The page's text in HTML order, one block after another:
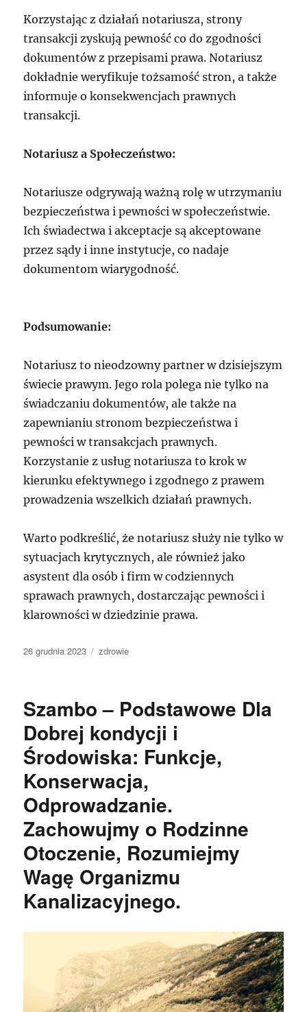
Korzystając z działań notariusza, strony
transakcji zyskują pewność co do zgodności
dokumentów z przepisami prawa. Notariusz
dokładnie weryfikuje tożsamość stron, a także
informuje o konsekwencjach prawnych
transakcji.
Notariusz a Społeczeństwo:
Notariusze odgrywają ważną rolę w utrzymaniu
bezpieczeństwa i pewności w społeczeństwie.
Ich świadectwa i akceptacje są akceptowane
przez sądy i inne instytucje, co nadaje
dokumentom wiarygodność.
Podsumowanie:
Notariusz to nieodzowny partner w dzisiejszym
świecie prawym. Jego rola polega nie tylko na
świadczaniu dokumentów, ale także na
zapewnianiu stronom bezpieczeństwa i
pewności w transakcjach prawnych.
Korzystanie z usług notariusza to krok w
kierunku efektywnego i zgodnego z prawem
prowadzenia wszelkich działań prawnych.
Warto podkreślić, że notariusz służy nie tylko w
sytuacjach krytycznych, ale również jako
asystent dla osób i firm w codziennych
sprawach prawnych, dostarczając pewności i
klarowności w dziedzinie prawa.
Data
26 grudnia 2023 Kategorie
zdrowie
Szambo – Podstawowe Dla
Dobrej kondycji i
Środowiska: Funkcje,
Konserwacja,
Odprowadzanie.
Zachowujmy o Rodzinne
Otoczenie, Rozumiejmy
Wagę Organizmu
Kanalizacyjnego.